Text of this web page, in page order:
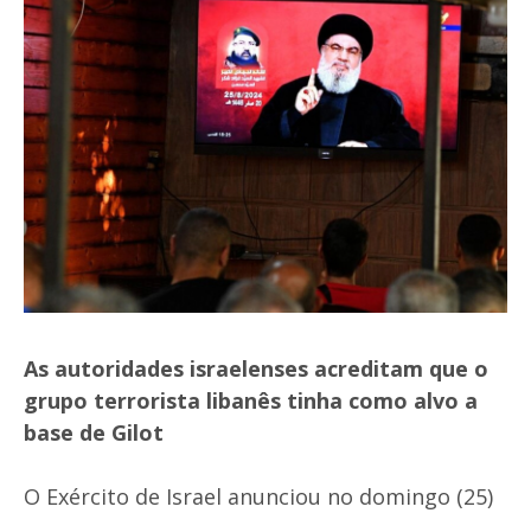
As autoridades israelenses acreditam que o
grupo terrorista libanês tinha como alvo a
base de Gilot
O Exército de Israel anunciou no domingo (25)